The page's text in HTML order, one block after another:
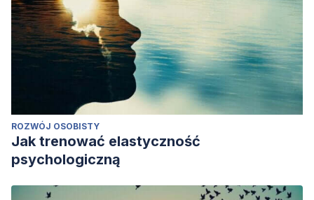
ROZWÓJ OSOBISTY
Jak trenować elastyczność
psychologiczną